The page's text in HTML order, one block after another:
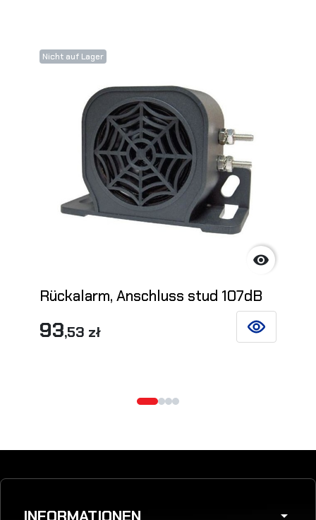
Nicht auf Lager

Rückalarm, Anschluss stud 107dB
93,53 zł SIEHE
arrow_drop_down